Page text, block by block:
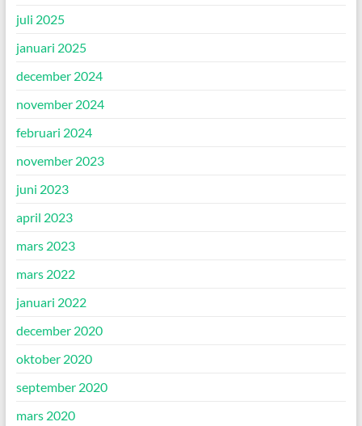
juli 2025
januari 2025
december 2024
november 2024
februari 2024
november 2023
juni 2023
april 2023
mars 2023
mars 2022
januari 2022
december 2020
oktober 2020
september 2020
mars 2020